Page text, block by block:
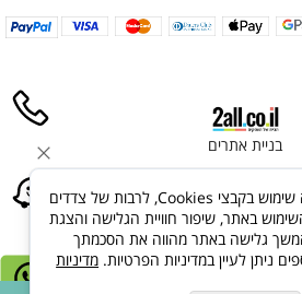
בניית אתרים
לידיעתך, באתרנו נעשה שימוש בקבצי Cookies, לרבות של צדדים
באתר, שיפור חוויית הגלישה והצגת
גלישה באתר מהווה את הסכמתך
ניתן לעיין במדיניות הפרטיות. מדיניות